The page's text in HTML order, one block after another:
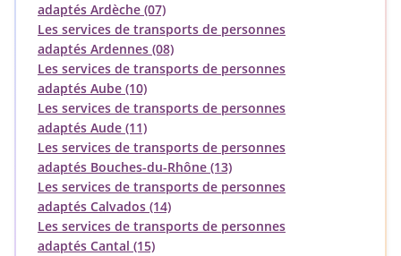
adaptés Ardèche (07)
Les services de transports de personnes
adaptés Ardennes (08)
Les services de transports de personnes
adaptés Aube (10)
Les services de transports de personnes
adaptés Aude (11)
Les services de transports de personnes
adaptés Bouches-du-Rhône (13)
Les services de transports de personnes
adaptés Calvados (14)
Les services de transports de personnes
adaptés Cantal (15)